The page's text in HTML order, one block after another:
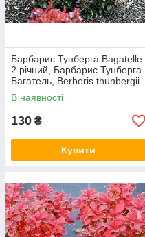
Барбарис Тунберга Bagatelle
2 річний, Барбарис Тунберга
Багатель, Berberis thunbergii
Bagatelle
В наявності
130 ₴
Купити